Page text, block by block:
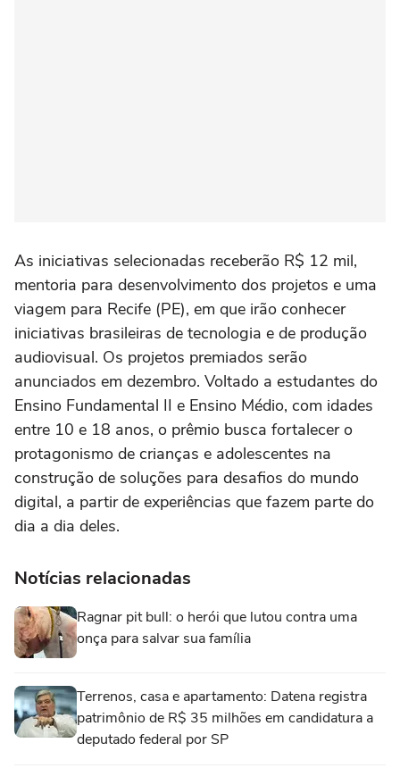
As iniciativas selecionadas receberão R$ 12 mil,
mentoria para desenvolvimento dos projetos e uma
viagem para Recife (PE), em que irão conhecer
iniciativas brasileiras de tecnologia e de produção
audiovisual. Os projetos premiados serão
anunciados em dezembro. Voltado a estudantes do
Ensino Fundamental II e Ensino Médio, com idades
entre 10 e 18 anos, o prêmio busca fortalecer o
protagonismo de crianças e adolescentes na
construção de soluções para desafios do mundo
digital, a partir de experiências que fazem parte do
dia a dia deles.
Notícias relacionadas
Ragnar pit bull: o herói que lutou contra uma
onça para salvar sua família
Terrenos, casa e apartamento: Datena registra
patrimônio de R$ 35 milhões em candidatura a
deputado federal por SP